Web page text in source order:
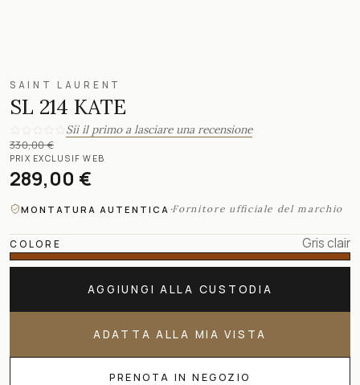
SAINT LAURENT
SL 214 KATE
Sii il primo a lasciare una recensione
330,00 €
PRIX EXCLUSIF WEB
289,00 €
MONTATURA AUTENTICA ·Fornitore ufficiale del marchio
COLORE Gris clair
AGGIUNGI ALLA CUSTODIA
ADATTA ALLA MIA VISTA
PRENOTA IN NEGOZIO